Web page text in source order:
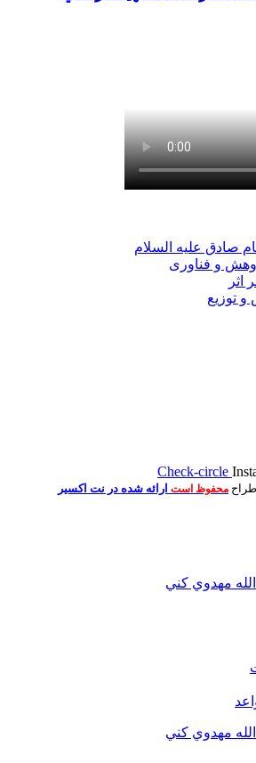
صادق علیه السلام
و فناوری
اثر
توزیع
Check-circle
محفوظ است ارائه شده در نت اکسیر
مهدوي كني
مهدوي كني